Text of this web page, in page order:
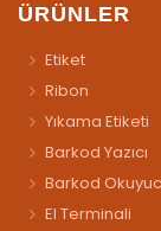
ÜRÜNLER
Etiket
Ribon
Yıkama Etiketi
Barkod Yazıcı
Barkod
El Terminali